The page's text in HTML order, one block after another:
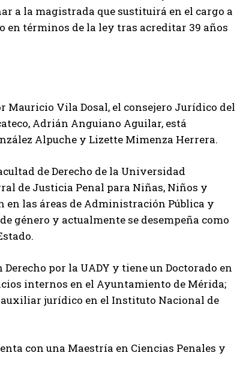
a la magistrada que sustituirá en el cargo a
términos de la ley tras acreditar 39 años
Mauricio Vila Dosal, el consejero Jurídico del
Adrián Anguiano Aguilar, está
Alpuche y Lizette Mimenza Herrera.
de Derecho de la Universidad
de Justicia Penal para Niñas, Niños y
las áreas de Administración Pública y
género y actualmente se desempeña como
por la UADY y tiene un Doctorado en
internos en el Ayuntamiento de Mérida;
auxiliar jurídico en el Instituto Nacional de
con una Maestría en Ciencias Penales y